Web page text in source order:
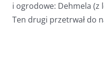
i ogrodowe: Dehmela (z
Ten drugi przetrwał do